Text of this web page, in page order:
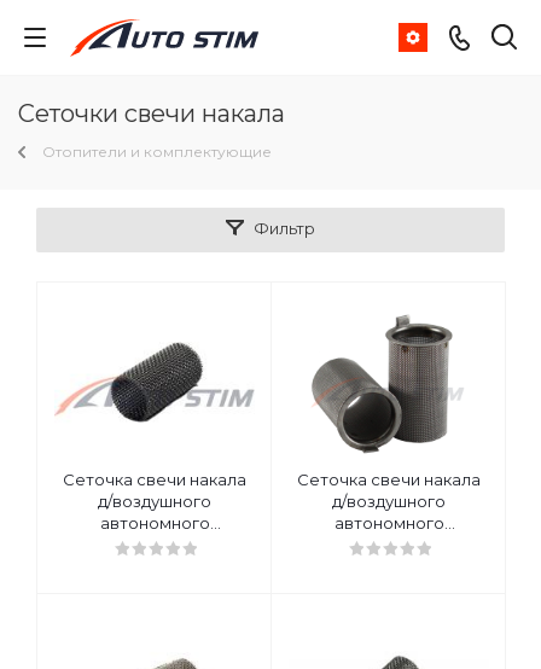
Сеточки свечи накала
Отопители и комплектующие
Фильтр
Сеточка свечи накала
д/воздушного
автономного
отопителя Eberspächer
Сеточка свечи накала
д/воздушного
автономного
отопителя Eberspächer